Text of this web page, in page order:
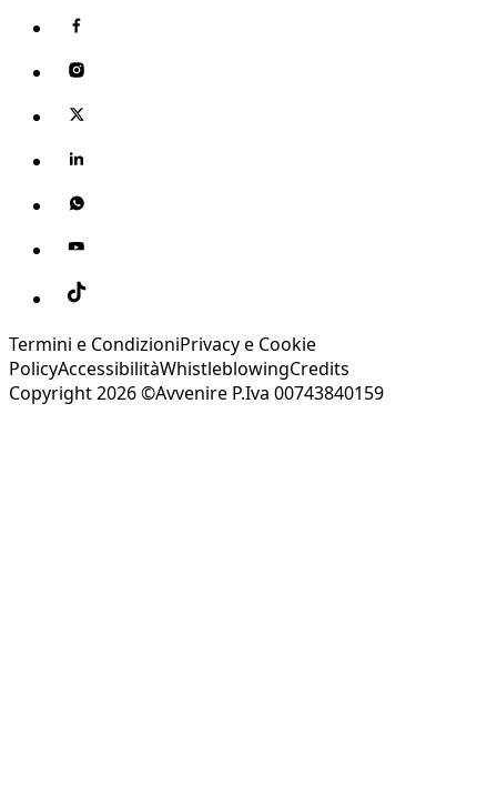
Termini e CondizioniPrivacy e Cookie
PolicyAccessibilitàWhistleblowingCredits
Copyright 2026 ©Avvenire P.Iva 00743840159